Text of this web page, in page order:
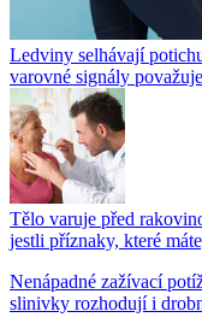
Ledviny selhávají
varovné signály
Tělo varuje před
jestli příznaky, které
Nenápadné zažívací
slinivky rozhodují i